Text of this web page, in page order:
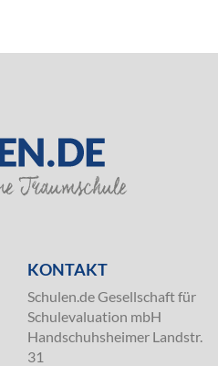
KONTAKT
Schulen.de Gesellschaft für
Schulevaluation mbH
Handschuhsheimer Landstr.
31